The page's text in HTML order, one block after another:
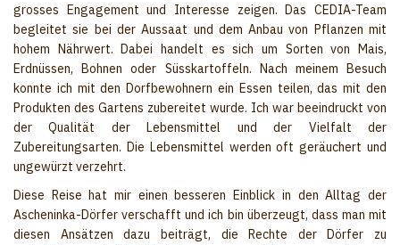
grosses Engagement und Interesse zeigen. Das CEDIA-Team
begleitet sie bei der Aussaat und dem Anbau von Pflanzen mit
hohem Nährwert. Dabei handelt es sich um Sorten von Mais,
Erdnüssen, Bohnen oder Süsskartoffeln. Nach meinem Besuch
konnte ich mit den Dorfbewohnern ein Essen teilen, das mit den
Produkten des Gartens zubereitet wurde. Ich war beeindruckt von
der Qualität der Lebensmittel und der Vielfalt der
Zubereitungsarten. Die Lebensmittel werden oft geräuchert und
ungewürzt verzehrt.
Diese Reise hat mir einen besseren Einblick in den Alltag der
Ascheninka-Dörfer verschafft und ich bin überzeugt, dass man mit
diesen Ansätzen dazu beiträgt, die Rechte der Dörfer zu